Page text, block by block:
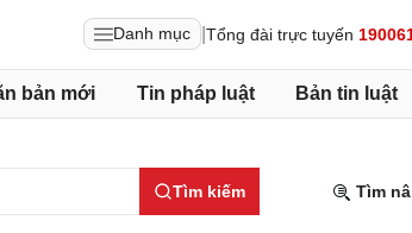
Danh mục Tổng đài trực tuyến
bản mới Tin pháp luật Bản tin luật
Tìm kiếm Tìm